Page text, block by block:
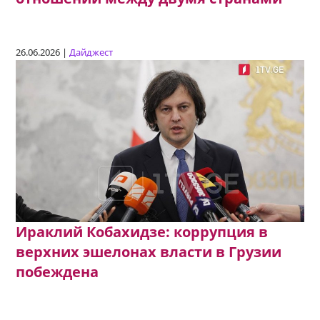
26.06.2026 |Дайджест
Ираклий Кобахидзе: коррупция в
верхних эшелонах власти в Грузии
побеждена